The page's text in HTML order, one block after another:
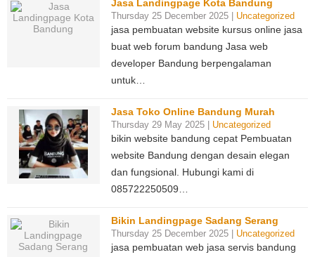
Jasa Landingpage Kota Bandung
Thursday 25 December 2025 | Uncategorized
jasa pembuatan website kursus online jasa
buat web forum bandung Jasa web
developer Bandung berpengalaman
untuk…
Jasa Toko Online Bandung Murah
Thursday 29 May 2025 | Uncategorized
bikin website bandung cepat Pembuatan
website Bandung dengan desain elegan
dan fungsional. Hubungi kami di
085722250509…
Bikin Landingpage Sadang Serang
Thursday 25 December 2025 | Uncategorized
jasa pembuatan web jasa servis bandung